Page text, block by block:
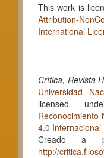
This work is
Attribution-
International
Crítica, Revista
Universidad
licensed
4.0 Internacional
Creado a
http://